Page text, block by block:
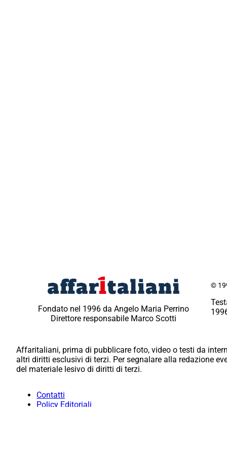
Fondato nel 1996 da Angelo Maria Perrino
Direttore responsabile Marco Scotti
©
Affaritaliani, prima di pubblicare foto, video o testi da
altri diritti esclusivi di terzi. Per segnalare alla redazione
del materiale lesivo di diritti di terzi.
Contatti
Policy Editoriali